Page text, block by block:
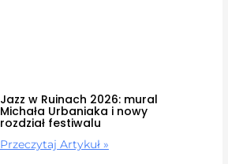
Jazz w Ruinach 2026: mural
Michała Urbaniaka i nowy
rozdział festiwalu
Przeczytaj Artykuł »